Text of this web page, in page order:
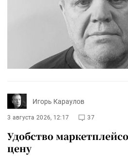
Игорь Караулов
3 августа 2026, 12:17 37
Удобство
цену